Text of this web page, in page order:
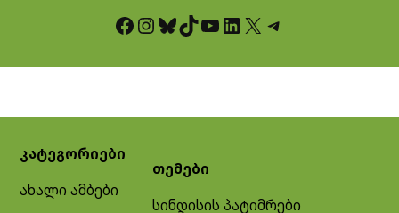
Facebook InstagramBluesky TikTok YouTube LinkedIn X Telegram
კატეგორიები
ახალი ამბები
თემები
სინდისის პატიმრები